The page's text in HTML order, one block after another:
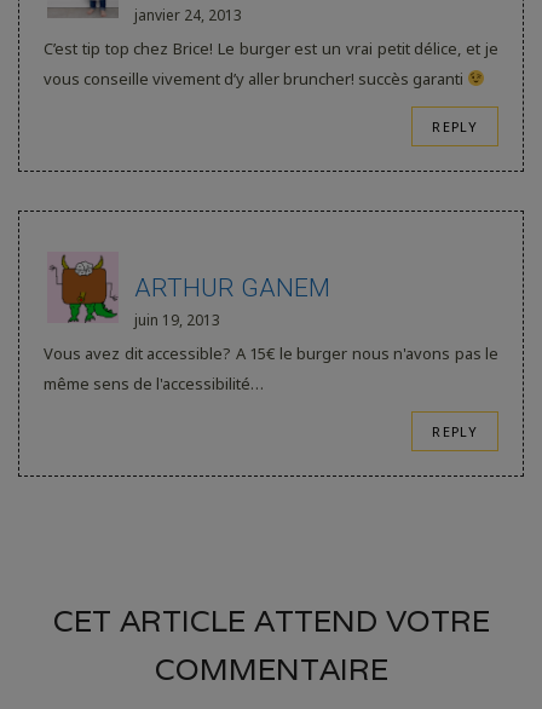
janvier 24, 2013
C’est tip top chez Brice! Le burger est un vrai petit délice, et je
vous conseille vivement d’y aller bruncher! succès garanti
REPLY
ARTHUR GANEM
juin 19, 2013
Vous avez dit accessible? A 15€ le burger nous n'avons pas le
même sens de l'accessibilité…
REPLY
CET ARTICLE ATTEND VOTRE
COMMENTAIRE